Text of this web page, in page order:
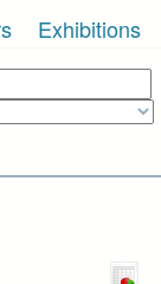
Exhibitions